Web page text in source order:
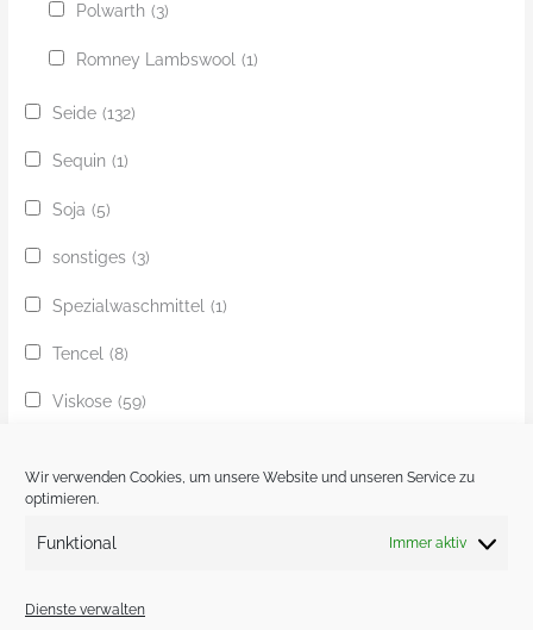
Wir verwenden Cookies, um unsere Website und unseren Service zu
optimieren.
Funktional Immer aktiv
Dienste verwalten
Polwarth (3)
Romney Lambswool (1)
Seide (132)
Sequin (1)
Soja (5)
sonstiges (3)
Spezialwaschmittel (1)
Tencel (8)
Viskose (59)
Ziege
Zobel (1)